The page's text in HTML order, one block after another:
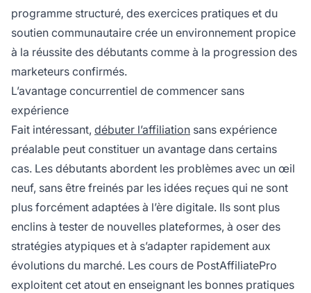
programme structuré, des exercices pratiques et du
soutien communautaire crée un environnement propice
à la réussite des débutants comme à la progression des
marketeurs confirmés.
L’avantage concurrentiel de commencer sans
expérience
Fait intéressant, débuter l’affiliation sans expérience
préalable peut constituer un avantage dans certains
cas. Les débutants abordent les problèmes avec un œil
neuf, sans être freinés par les idées reçues qui ne sont
plus forcément adaptées à l’ère digitale. Ils sont plus
enclins à tester de nouvelles plateformes, à oser des
stratégies atypiques et à s’adapter rapidement aux
évolutions du marché. Les cours de PostAffiliatePro
exploitent cet atout en enseignant les bonnes pratiques